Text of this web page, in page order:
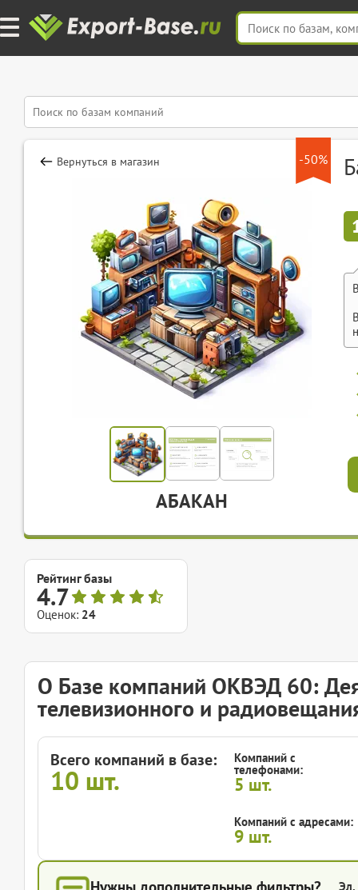
-50%
Вернуться в магазин
АБАКАН
Рейтинг базы
4.7
Оценок: 24
О Базе компаний ОКВЭД 60:
телевизионного и
Всего компаний в базе:
10 шт.
Компаний с
телефонами:
5 шт.
Компаний с адресами:
9 шт.
Эл.